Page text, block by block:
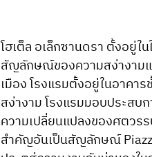
โฮเต็ล อเล็กซานดรา ตั้งอยู่ใ
สัญลักษณ์ของความสง่างาม
เมือง โรงแรมตั้งอยู่ในอาคา
สง่างาม โรงแรมมอบประสบ
ความเปลี่ยนแปลงของศตวร
สำคัญอันเป็นสัญลักษณ์